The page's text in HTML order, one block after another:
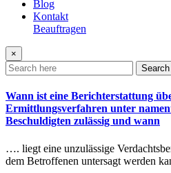
Blog
Kontakt
Beauftragen
×
Search
Wann ist eine Berichterstattung
Ermittlungsverfahren unter
Beschuldigten zulässig und wann
…. liegt eine unzulässige
dem Betroffenen untersagt werden